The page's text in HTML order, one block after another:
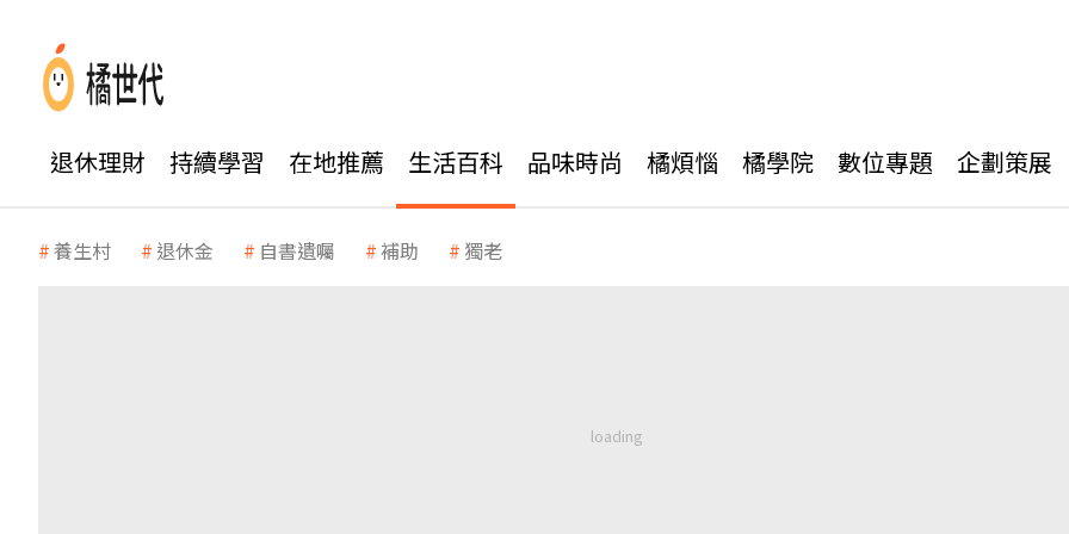
退休理財 持續學習 在地推薦 生活百科 品味時尚 橘煩惱 橘學院 數位專題 企劃策展
養生村 退休金 自書遺囑 補助 獨老